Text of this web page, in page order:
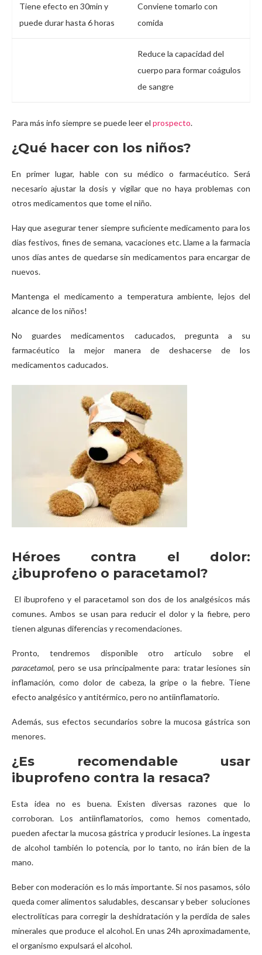
Tiene efecto en 30min y
puede durar hasta 6 horas
Conviene tomarlo con
comida
Reduce la capacidad del
cuerpo para formar coágulos
de sangre
Para más info siempre se puede leer el prospecto.
¿Qué hacer con los niños?
En primer lugar, hable con su médico o farmacéutico. Será
necesario ajustar la dosis y vigilar que no haya problemas con
otros medicamentos que tome el niño.
Hay que asegurar tener siempre suficiente medicamento para los
días festivos, fines de semana, vacaciones etc. Llame a la farmacia
unos días antes de quedarse sin medicamentos para encargar de
nuevos.
Mantenga el medicamento a temperatura ambiente, lejos del
alcance de los niños!
No guardes medicamentos caducados, pregunta a su
farmacéutico la mejor manera de deshacerse de los
medicamentos caducados.
Héroes contra el dolor:
¿ibuprofeno o paracetamol?
El ibuprofeno y el paracetamol son dos de los analgésicos más
comunes. Ambos se usan para reducir el dolor y la fiebre, pero
tienen algunas diferencias y recomendaciones.
Pronto, tendremos disponible otro articulo sobre el
paracetamol, pero se usa principalmente para: tratar lesiones sin
inflamación, como dolor de cabeza, la gripe o la fiebre. Tiene
efecto analgésico y antitérmico, pero no antiinflamatorio.
Además, sus efectos secundarios sobre la mucosa gástrica son
menores.
¿Es recomendable usar
ibuprofeno contra la resaca?
Esta idea no es buena. Existen diversas razones que lo
corroboran. Los antiinflamatorios, como hemos comentado,
pueden afectar la mucosa gástrica y producir lesiones. La ingesta
de alcohol también lo potencia, por lo tanto, no irán bien de la
mano.
Beber con moderación es lo más importante. Si nos pasamos, sólo
queda comer alimentos saludables, descansar y beber soluciones
electrolíticas para corregir la deshidratación y la perdida de sales
minerales que produce el alcohol. En unas 24h aproximadamente,
el organismo expulsará el alcohol.